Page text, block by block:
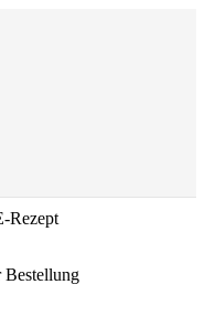
Rezept
Bestellung